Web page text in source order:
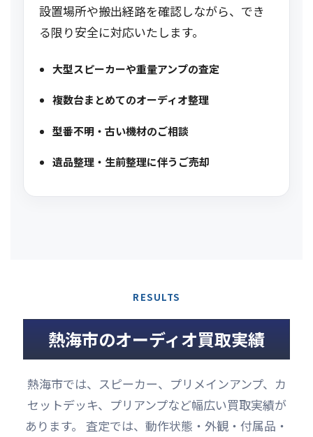
設置場所や搬出経路を確認しながら、でき
る限り安全に対応いたします。
大型スピーカーや重量アンプの査定
複数台まとめてのオーディオ整理
型番不明・古い機材のご相談
遺品整理・生前整理に伴うご売却
RESULTS
熱海市のオーディオ買取実績
熱海市では、スピーカー、プリメインアンプ、カ
セットデッキ、プリアンプなど幅広い買取実績が
あります。 査定では、動作状態・外観・付属品・